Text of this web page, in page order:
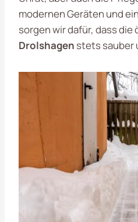
modernen Geräten und
sorgen wir dafür, dass
Drolshagen stets sauber